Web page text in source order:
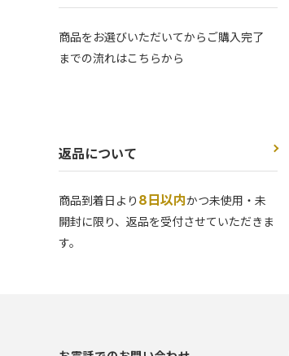
商品をお選びいただいてからご購入完了
までの流れはこちらから
返品について
商品到着日より 8日以内かつ未使用・未
開封に限り、返品を受付させていただきま
す。